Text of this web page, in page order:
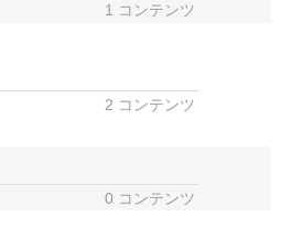
1 コンテンツ
2 コンテンツ
0 コンテンツ